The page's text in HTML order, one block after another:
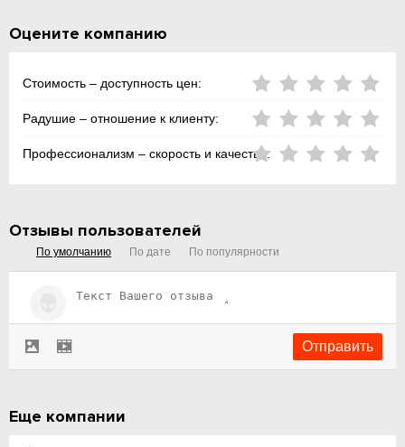
Оцените компанию
Стоимость – доступность цен:
Радушие – отношение к клиенту:
Профессионализм – скорость и качество:
Отзывы пользователей
По умолчанию По дате По популярности
Еще компании